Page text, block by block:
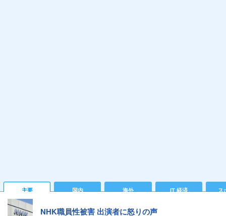
主要 国内 海外 IT 経済 ス
NHK職員性被害 出演者に怒りの声